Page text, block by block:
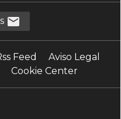
Feed
Aviso Legal
Cookie Center